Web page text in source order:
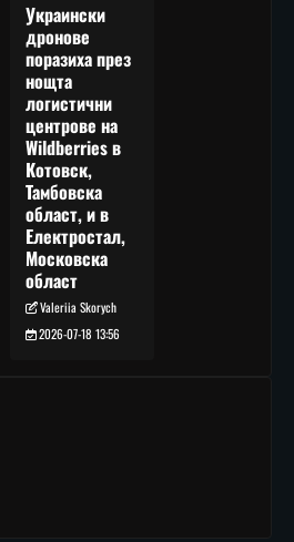
Украински
дронове
поразиха през
нощта
логистични
центрове на
Wildberries в
Котовск,
Тамбовска
област, и в
Електростал,
Московска
област
Valeriia Skorych
2026-07-18 13:56